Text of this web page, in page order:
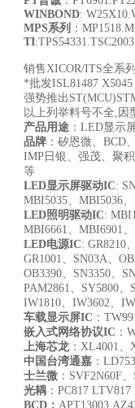
WINBOND:
MPS系列 ：
TI
销售XICOR/ITS全系
*批发ISL81487
强势推出
以上列举料号不全,因
产品用途 ：LED显示
品牌 ：矽恩微、BCD
IMP日银、强茂、聚
等
LED显示屏驱动IC:
MBI5035、MBI5036
LED照明驱动IC:
MBI6661、MBI6901
LED电源IC: GR8210
GR1001、SN03A、
OB3390、SN3350、
PAM2861、SY5800、
IW1810、IW3602、
车载显示屏IC ：
嵌入式网络协议IC ：
上海芯龙：XL4001、
中国台湾通嘉 ：
士兰微 ：SVF2N60F
光耦 ：PC817
BCD ：